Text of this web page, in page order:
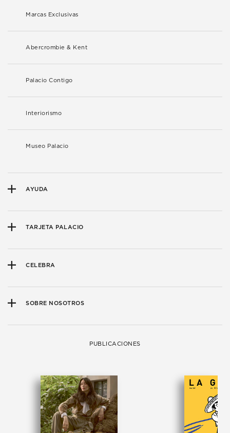
Marcas Exclusivas
Abercrombie & Kent
Palacio Contigo
Interiorismo
Museo Palacio
AYUDA
TARJETA PALACIO
CELEBRA
SOBRE NOSOTROS
PUBLICACIONES